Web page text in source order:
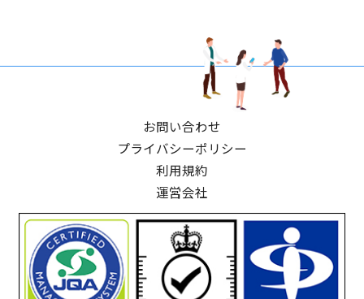
お問い合わせ
プライバシーポリシー
利用規約
運営会社